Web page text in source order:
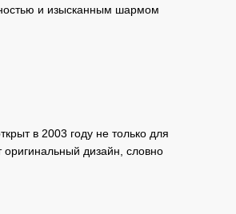
и изысканным шармом
в 2003 году не только для
дизайн, словно